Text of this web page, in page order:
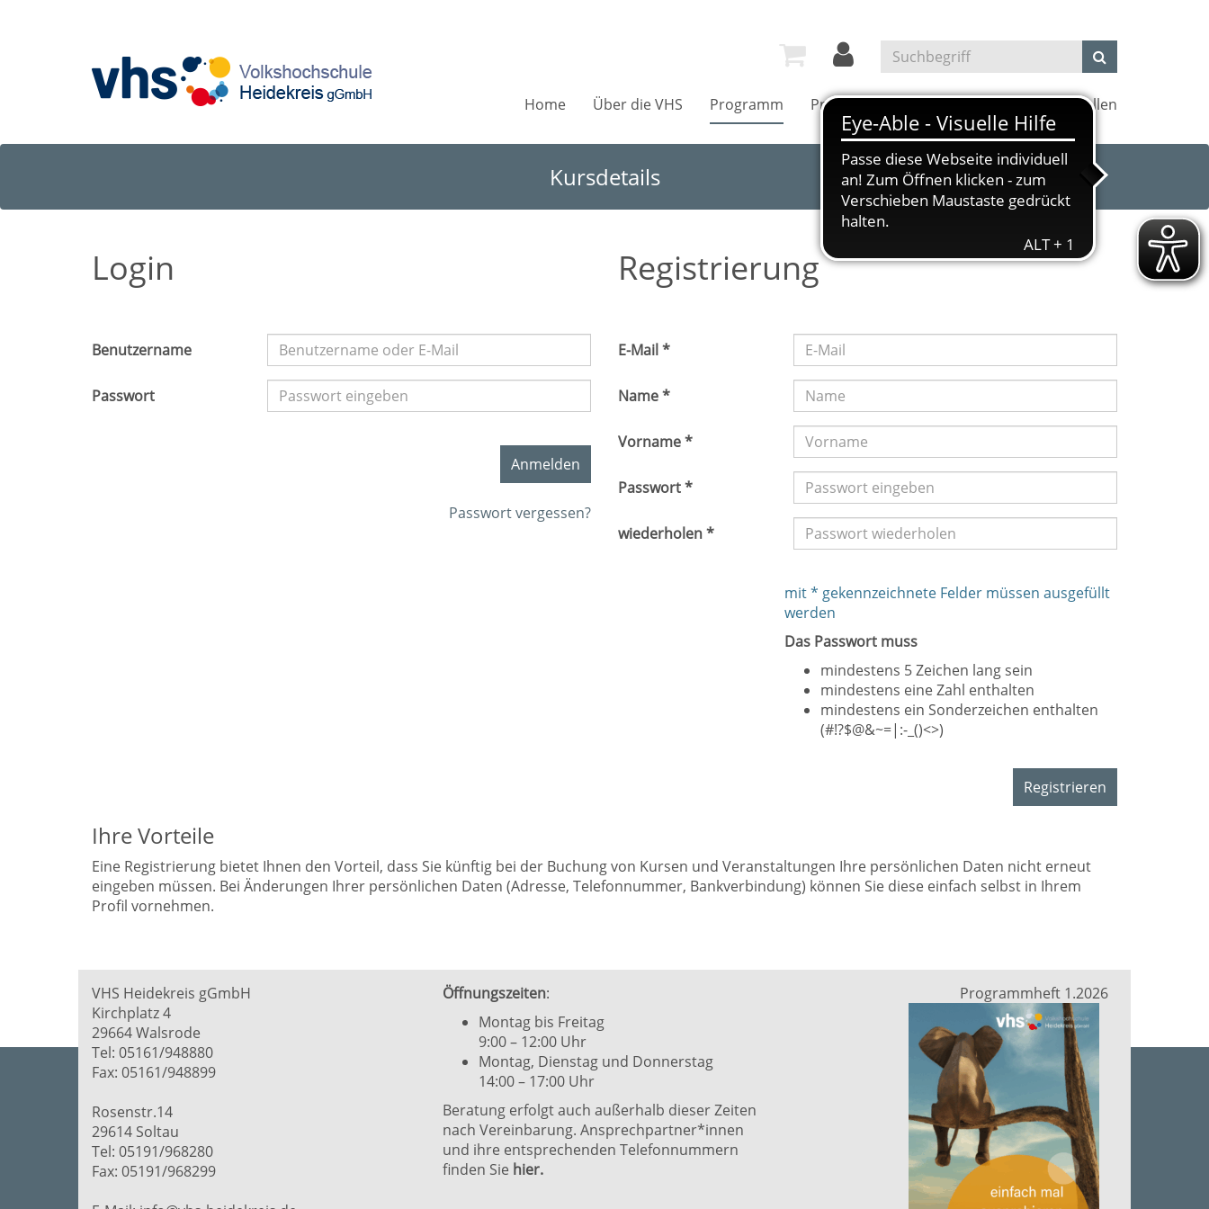
Home Über die VHS Programm Projekte Kultur und Kino Außenstellen
Kursdetails
Login
Benutzername
Passwort
Anmelden
Passwort vergessen?
Registrierung
E-Mail *
Name *
Vorname *
Passwort *
wiederholen *
mit * gekennzeichnete Felder müssen ausgefüllt
werden
Das Passwort muss
mindestens 5 Zeichen lang sein
mindestens eine Zahl enthalten
mindestens ein Sonderzeichen enthalten
(#!?$@&~=|:-_()<>)
Registrieren
Ihre Vorteile
Eine Registrierung bietet Ihnen den Vorteil, dass Sie künftig bei der Buchung von Kursen und Veranstaltungen Ihre persönlichen Daten nicht erneut
eingeben müssen. Bei Änderungen Ihrer persönlichen Daten (Adresse, Telefonnummer, Bankverbindung) können Sie diese einfach selbst in Ihrem
Profil vornehmen.
VHS Heidekreis gGmbH
Kirchplatz 4
29664 Walsrode
Tel: 05161/948880
Fax: 05161/948899
Rosenstr.14
29614 Soltau
Tel: 05191/968280
Fax: 05191/968299
Öffnungszeiten:
Montag bis Freitag
9:00 – 12:00 Uhr
Montag, Dienstag und Donnerstag
14:00 – 17:00 Uhr
Beratung erfolgt auch außerhalb dieser Zeiten
nach Vereinbarung. Ansprechpartner*innen
und ihre entsprechenden Telefonnummern
finden Sie hier.
Programmheft 1.2026